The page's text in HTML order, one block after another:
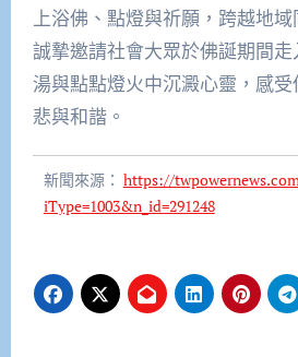
上浴佛、點燈與祈願，跨越地
誠摯邀請社會大眾於佛誕期間
湯與點點燈火中沉澱心靈，感
悲與和諧。
新聞來源： https://
iType=1003&n_id=291248